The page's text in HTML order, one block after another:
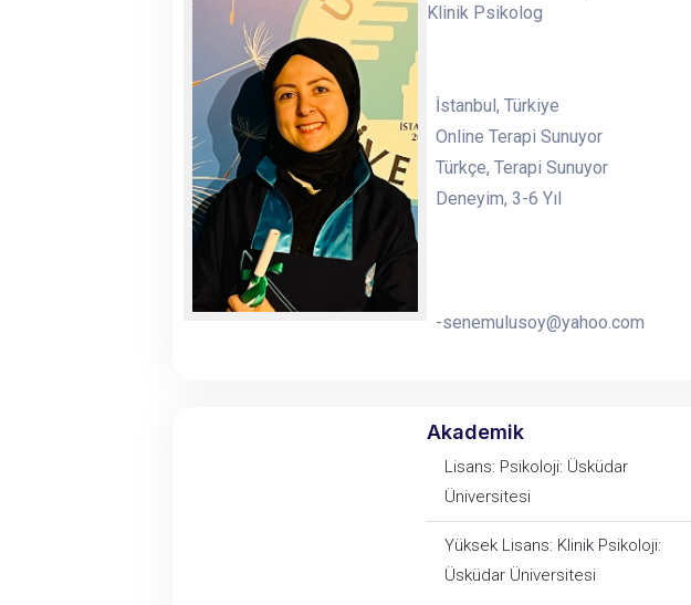
Klinik Psikolog
İstanbul, Türkiye
Online Terapi Sunuyor
Türkçe, Terapi Sunuyor
Deneyim, 3-6 Yıl
-senemulusoy@yahoo.com
Akademik
Lisans: Psikoloji: Üsküdar
Üniversitesi
Yüksek Lisans: Klinik Psikoloji:
Üsküdar Üniversitesi